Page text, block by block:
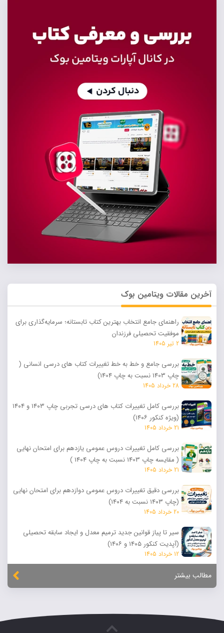
آخرین مقالات ویتامین بوک
راهنمای جامع انتخاب بهترین کتاب تابستانه؛ سرمایه‌گذاری برای
موفقیت تحصیلی فرزندان
2 تیر 1405
بررسی جامع و خط‌ به‌ خط تغییرات کتاب های درسی انسانی (
چاپ 1403 نسبت به چاپ 1404)
28 خرداد 1405
بررسی کامل تغییرات کتاب های درسی تجربی چاپ ۱۴۰۳ و ۱۴۰۴
(ویژه کنکور ۱۴۰۶)
21 خرداد 1405
بررسی کامل تغییرات دروس عمومی یازدهم برای امتحان نهایی
( مقایسه چاپ 1403 نسبت به چاپ 1404 )
21 خرداد 1405
بررسی دقیق تغییرات دروس عمومی دوازدهم برای امتحان نهایی
(چاپ ۱۴۰۳ نسبت به ۱۴۰۴)
20 خرداد 1405
سیر تا پیاز قوانین جدید ترمیم معدل و ایجاد سابقه تحصیلی
(آپدیت کنکور ۱۴۰۵ و ۱۴۰۶)
12 خرداد 1405
مطالب بیشتر